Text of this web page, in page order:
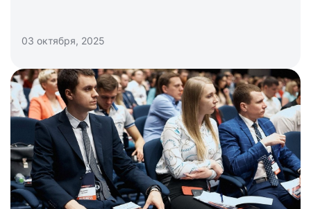
03 октября, 2025